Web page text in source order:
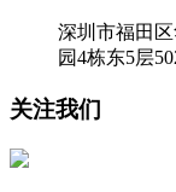
深圳市福田
园4栋东5层
关注我们